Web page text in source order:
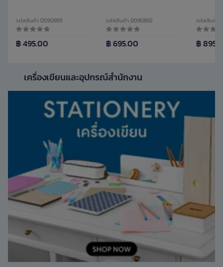
รหัสสินค้า D090893
฿ 495.00
รหัสสินค้า D090892
฿ 695.00
รหัสสินค้า
฿
เครื่องเขียนและอุปกรณ์สำนักงาน